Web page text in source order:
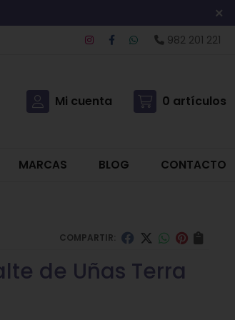
982 201 221
Mi cuenta 0 artículos
MARCAS BLOG CONTACTO
COMPARTIR:
de Uñas Terra